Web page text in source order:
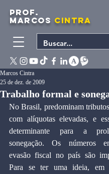
PROF.
MARCOS CINTRA
Trabalho formal e
Marcos Cintra
25 de dez. de 2009
No Brasil, predominam
com alíquotas elevadas, e
determinante para a
sonegação. Os números
evasão fiscal no país são
Para se ter uma ideia, em